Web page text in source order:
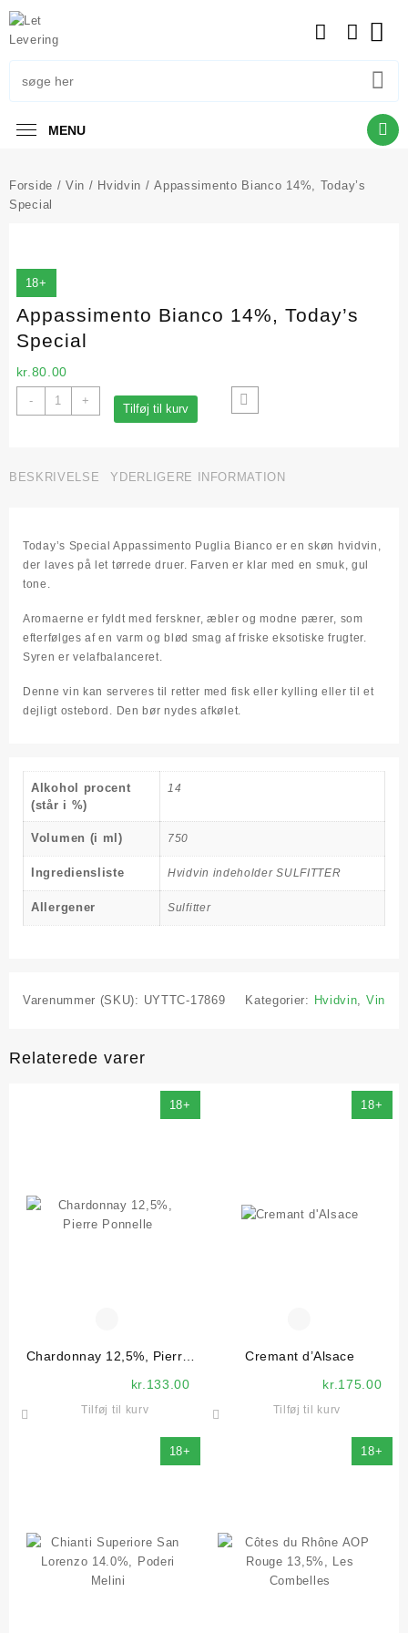
Skip
to
content
MENU
Forside /Vin / Hvidvin / Appassimento Bianco 14%, Today’s
Special
18+
Appassimento Bianco 14%, Today’s
Special
kr. 80.00
-
Appassimento
Bianco
Special
+
Tilføj til kurv
BESKRIVELSE YDERLIGERE INFORMATION
Today’s Special Appassimento Puglia Bianco er en skøn hvidvin,
der laves på let tørrede druer. Farven er klar med en smuk, gul
tone.
Aromaerne er fyldt med ferskner, æbler og modne pærer, som
efterfølges af en varm og blød smag af friske eksotiske frugter.
Syren er velafbalanceret.
Denne vin kan serveres til retter med fisk eller kylling eller til et
dejligt ostebord. Den bør nydes afkølet.
Alkohol procent
(står i %)
14
Volumen (i ml) 750
Ingrediensliste Hvidvin indeholder SULFITTER
Allergener Sulfitter
Varenummer (SKU): UYTTC-17869 Kategorier: Hvidvin, Vin
Relaterede varer
18+
Chardonnay 12,5%, Pierre
kr. 133.00
Tilføj til kurv
18+
Cremant d’Alsace
kr. 175.00
Tilføj til kurv
18+ 18+